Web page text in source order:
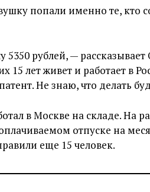
попали именно те, кто
рублей, —
15 лет живет и работает в
Не знаю, что делать
в Москве на складе. На
отпуске на
еще 15 человек.